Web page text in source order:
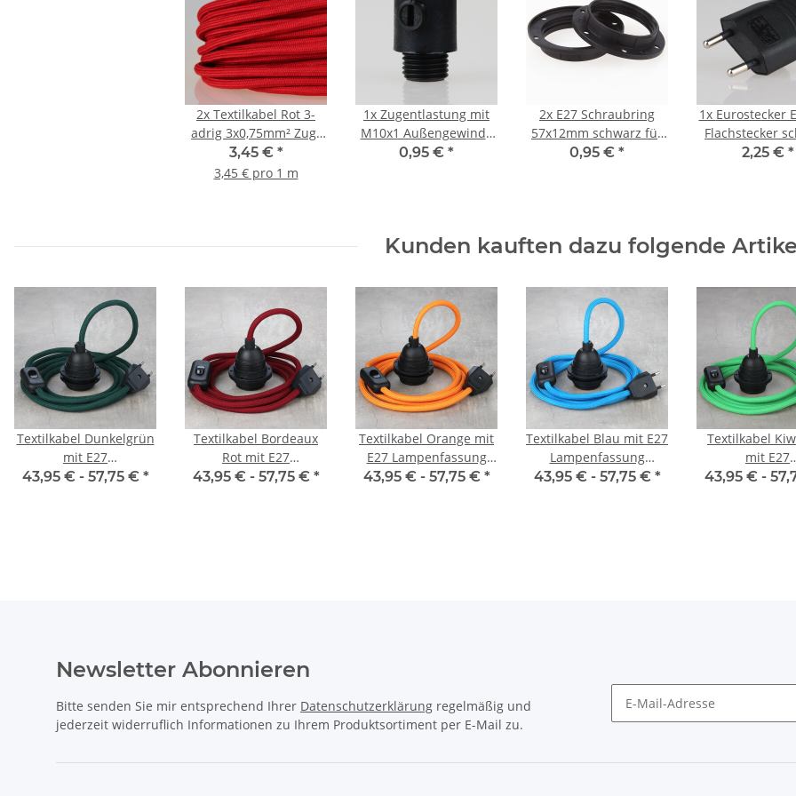
2x Textilkabel Rot 3-
adrig 3x0,75mm² Zug-
Pendelleitung S03RT-F
3G0,75
3,45 € *
3,45 € pro 1 m
1x Zugentlastung mit
M10x1 Außengewinde
für Kabel 13x19mm
0,95 € *
2x E27 Schraubring
57x12mm schwarz für
Kunststoff
0,95 € *
1x Eurostecker
Flachstecker
250V/6A mit
2,25 € *
Kunden kauften dazu folgende
Textilkabel Dunkelgrün
mit E27
Lampenfassung
43,95 € - 57,75 € *
Textilkabel Bordeaux
Rot mit E27
Lampenfassung
43,95 € - 57,75 € *
Textilkabel Orange mit
E27 Lampenfassung
Schnurschalter und
43,95 € - 57,75 € *
Textilkabel Blau mit E27
Lampenfassung
Schnurschalter und
43,95 € - 57,75 € *
Textilkabel
mit E27
43,95 € -
Newsletter Abonnieren
Bitte senden Sie mir entsprechend Ihrer Datenschutzerklärung regelmäßig und
jederzeit widerruflich Informationen zu Ihrem Produktsortiment per E-Mail zu.